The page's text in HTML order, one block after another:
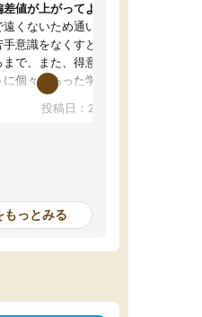
値が上がってよかった
くないため通いやすく、自分
意識をなくすところから成績
で、また、得意科目はより点
個々にあった学習方法で教え
また、個別にやってくれること
ころをすぐに質問することがで
投稿日：2026年06月19日
もっとみる